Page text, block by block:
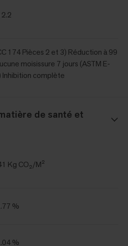
174 Pièces 2 et 3) Réduction à 99
moisissure 7 jours (ASTM E-
Inhibition complète
de santé et
Kg CO₂/M²
%
%